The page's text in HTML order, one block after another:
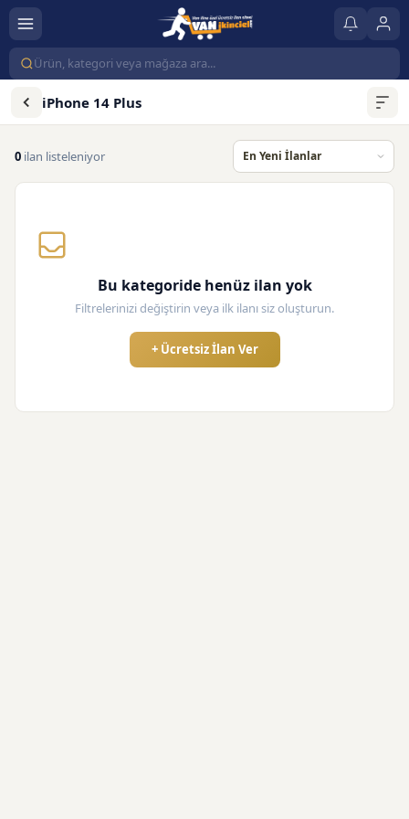
iPhone 14 Plus
0 ilan listeleniyor
Bu kategoride henüz ilan yok
Filtrelerinizi değiştirin veya ilk ilanı siz oluşturun.
+ Ücretsiz İlan Ver